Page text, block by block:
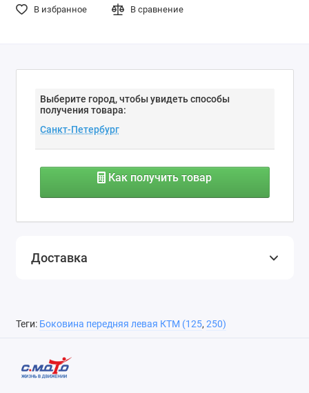
В избранное В сравнение
Выберите город, чтобы увидеть способы
получения товара:
Как получить товар
Доставка
Теги: Боковина передняя левая КТМ (125, 250)